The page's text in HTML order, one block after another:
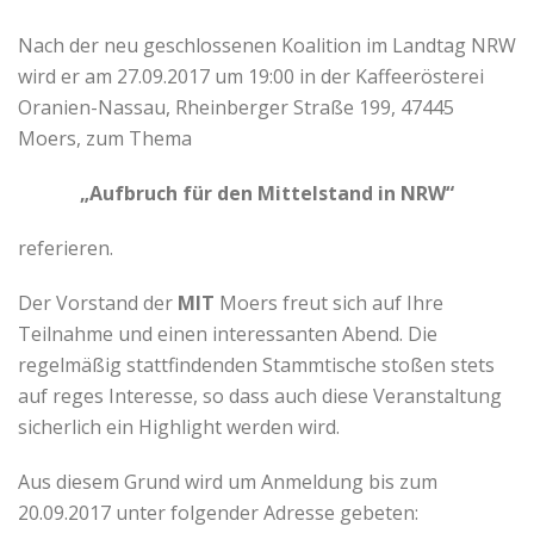
Nach der neu geschlossenen Koalition im Landtag NRW
wird er am 27.09.2017 um 19:00 in der Kaffeerösterei
Oranien-Nassau, Rheinberger Straße 199, 47445
Moers, zum Thema
„Aufbruch für den Mittelstand in NRW“
referieren.
Der Vorstand der MIT Moers freut sich auf Ihre
Teilnahme und einen interessanten Abend. Die
regelmäßig stattfindenden Stammtische stoßen stets
auf reges Interesse, so dass auch diese Veranstaltung
sicherlich ein Highlight werden wird.
Aus diesem Grund wird um Anmeldung bis zum
20.09.2017 unter folgender Adresse gebeten: